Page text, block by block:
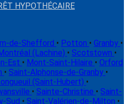
HYPOTHÉCAIRE
de-Shefford • Potton • Granby •
(Lachine) • Scotstown •
Est • Mont-Saint-Hilaire • Orford
• Saint-Alphonse-de-Granby •
(Saint-Hubert) •
• Sainte-Christine • Saint-
Sud • Saint-Valérien-de-Milton •